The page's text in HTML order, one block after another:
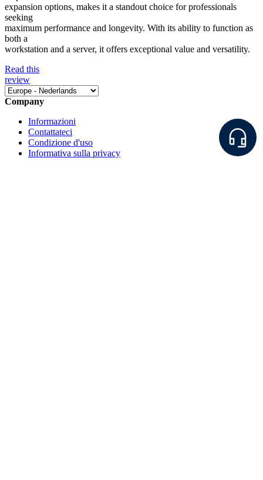
expansion options, makes it a standout choice for professionals
seeking
maximum performance and longevity. With its ability to function as
both a
workstation and a server, it offers exceptional value and versatility.
Read this
review
Company
Informazioni
Contattateci
Condizione d'uso
Informativa sulla privacy